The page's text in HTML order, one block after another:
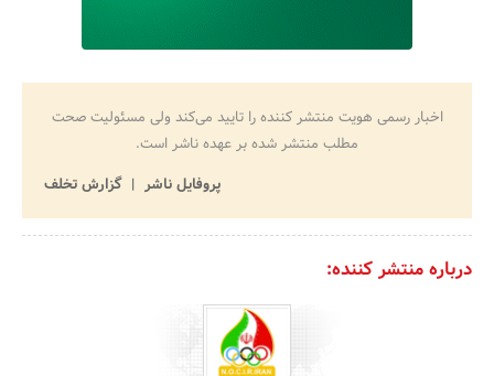
اخبار رسمی هویت منتشر کننده را تایید می‌کند ولی مسئولیت صحت
مطلب منتشر شده بر عهده ناشر است.
پروفایل ناشر
گزارش تخلف
درباره منتشر کننده: